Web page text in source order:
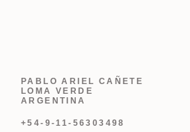
PABLO ARIEL CAÑETE
LOMA VERDE
ARGENTINA
+54-9-11-56303498